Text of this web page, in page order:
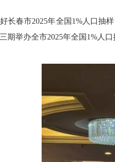
春市2025年全国1%人口抽样
期举办全市2025年全国1%人